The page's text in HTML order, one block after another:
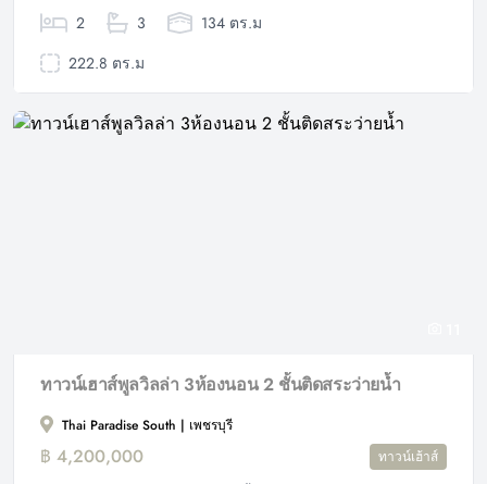
2 3
134 ตร.ม
222.8 ตร.ม
ทาวน์เฮาส์พูลวิลล่า 3ห้องนอน 2 ชั้นติดสระว่ายน้ำ
Thai Paradise South | เพชรบุรี
฿ 4,200,000
ทาวน์เฮ้าส์